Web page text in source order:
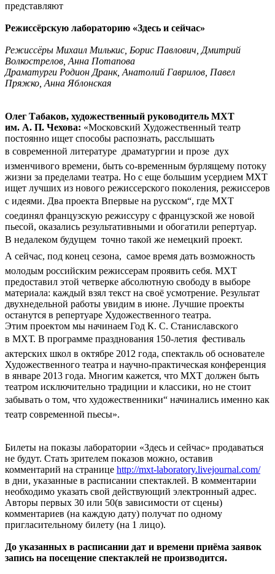
представляют
Режиссёрскую лабораторию «Здесь и сейчас»
Режиссёры Михаил Милькис, Борис Павлович, Дмитрий
Волкострелов, Анна Потапова
Драматурги Родион Дранк, Анатолий Гаврилов, Павел
Пряжко, Анна Яблонская
Олег Табаков, художественный руководитель МХТ
им. А. П. Чехова: «Московский Художественный театр
постоянно ищет способы распознать, расслышать
в современной литературе  драматургии и прозе  дух
изменчивого времени, быть со-временным бурлящему потоку
жизни за пределами театра. Но с еще большим усердием МХТ
ищет лучших из нового режиссерского поколения, режиссеров
с идеями. Два проекта Впервые на русском“, где МХТ
соединял французскую режиссуру с французской же новой
пьесой, оказались результативными и обогатили репертуар.
В недалеком будущем  точно такой же немецкий проект.
А сейчас, под конец сезона,  самое время дать возможность
молодым российским режиссерам проявить себя. МХТ
предоставил этой четверке абсолютную свободу в выборе
материала: каждый взял текст на своё усмотрение. Результат
двухнедельной работы увидим в июне. Лучшие проекты
останутся в репертуаре Художественного театра.
Этим проектом мы начинаем Год К. С. Станиславского
в МХТ. В программе празднования 150-летия  фестиваль
актерских школ в октябре 2012 года, спектакль об основателе
Художественного театра и научно-практическая конференция
в январе 2013 года. Многим кажется, что МХТ должен быть
театром исключительно традиции и классики, но не стоит
забывать о том, что художественники“ начинались именно как
театр современной пьесы».
Билеты на показы лаборатории «Здесь и сейчас» продаваться
не будут. Стать зрителем показов можно, оставив
комментарий на странице http://mxt-laboratory.livejournal.com/
в дни, указанные в расписании спектаклей. В комментарии
необходимо указать свой действующий электронный адрес.
Авторы первых 30 или 50(в зависимости от сцены)
комментариев (на каждую дату) получат по одному
пригласительному билету (на 1 лицо).
До указанных в расписании дат и времени приёма заявок
запись на посещение спектаклей не производится.